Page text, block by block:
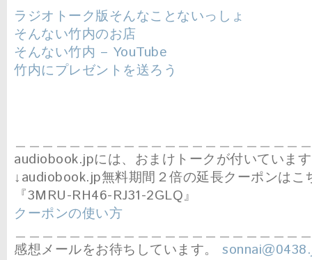
ラジオトーク版そんなことないっしょ
そんない竹内のお店
そんない竹内 – YouTube
竹内にプレゼントを送ろう
＿＿＿＿＿＿＿＿＿＿＿＿＿＿＿＿＿＿＿＿＿
audiobook.jpには、おまけトークが付いていま
↓audiobook.jp無料期間２倍の延長クーポンはこ
『3MRU-RH46-RJ31-2GLQ』
クーポンの使い方
＿＿＿＿＿＿＿＿＿＿＿＿＿＿＿＿＿＿＿＿＿
感想メールをお待ちしています。